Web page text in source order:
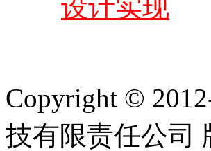
设计实现
Copyright ©
技有限责任公司